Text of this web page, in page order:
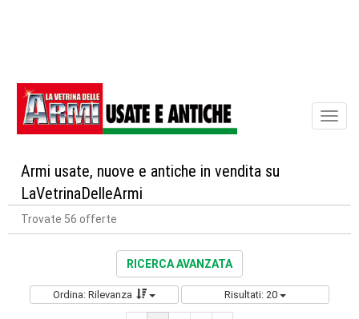
Armi usate, nuove e antiche in vendita su
LaVetrinaDelleArmi
Trovate 56 offerte
RICERCA AVANZATA
Ordina: Rilevanza Risultati: 20